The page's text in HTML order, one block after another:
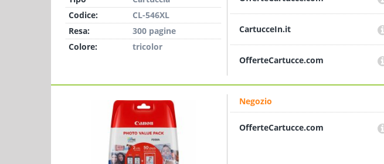
Codice:
CL-546XL
Resa:
300 pagine
Colore:
tricolor
CartucceIn.it
OfferteCartucce.com
Negozio
OfferteCartucce.com